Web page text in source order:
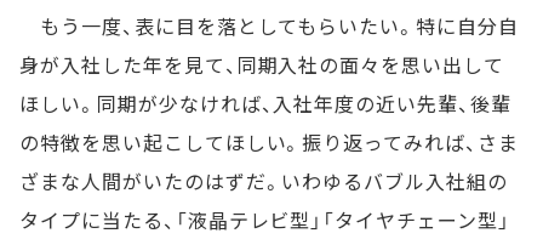
もう一度、表に目を落としてもらいたい。特に自分自
身が入社した年を見て、同期入社の面々を思い出して
ほしい。同期が少なければ、入社年度の近い先輩、後輩
の特徴を思い起こしてほしい。振り返ってみれば、さま
ざまな人間がいたのはずだ。いわゆるバブル入社組の
タイプに当たる、「液晶テレビ型」「タイヤチェーン型」